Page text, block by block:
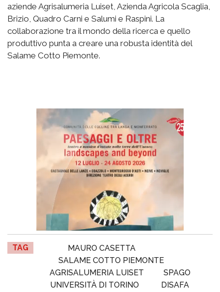
aziende Agrisalumeria Luiset, Azienda Agricola Scaglia,
Brizio, Quadro Carni e Salumi e Raspini. La
collaborazione tra il mondo della ricerca e quello
produttivo punta a creare una robusta identità del
Salame Cotto Piemonte.
TAG
MAURO CASETTA
SALAME COTTO PIEMONTE
AGRISALUMERIA LUISET
SPAGO
UNIVERSITÀ DI TORINO
DISAFA